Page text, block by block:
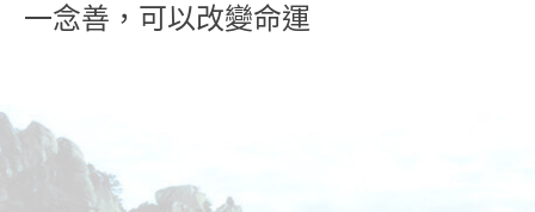
一念善，可以改變命運